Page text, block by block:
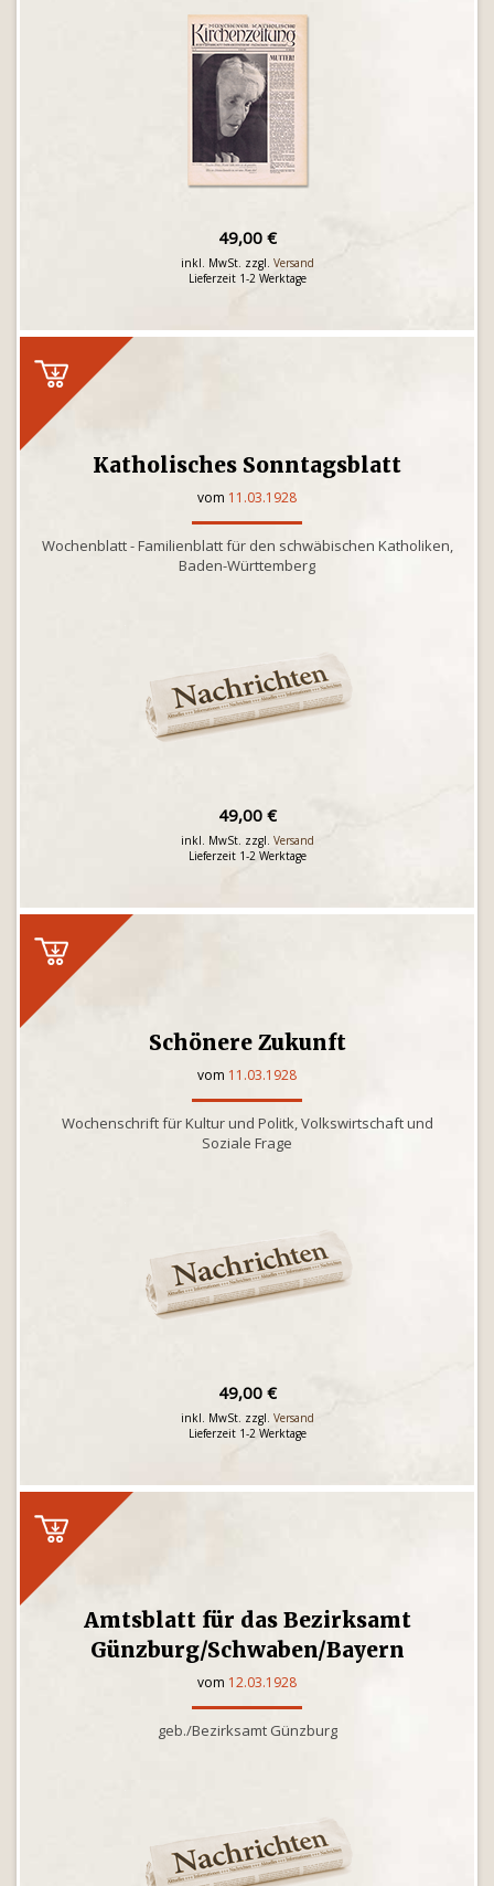
49,00 €
inkl. MwSt. zzgl. Versand
Lieferzeit 1-2 Werktage
Katholisches Sonntagsblatt
vom 11.03.1928
Wochenblatt - Familienblatt für den schwäbischen Katholiken,
Baden-Württemberg
49,00 €
inkl. MwSt. zzgl. Versand
Lieferzeit 1-2 Werktage
Schönere Zukunft
vom 11.03.1928
Wochenschrift für Kultur und Politk, Volkswirtschaft und
Soziale Frage
49,00 €
inkl. MwSt. zzgl. Versand
Lieferzeit 1-2 Werktage
Amtsblatt für das Bezirksamt
Günzburg/Schwaben/Bayern
vom 12.03.1928
geb./Bezirksamt Günzburg